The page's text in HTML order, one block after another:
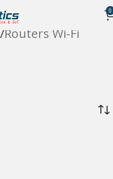
0
Routers Wi-Fi